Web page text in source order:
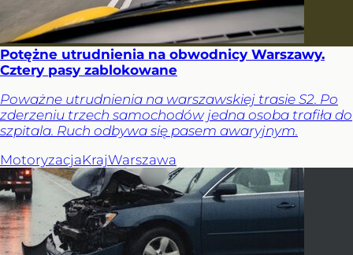
Potężne utrudnienia na obwodnicy Warszawy.
Cztery pasy zablokowane
Poważne utrudnienia na warszawskiej trasie S2. Po
zderzeniu trzech samochodów jedna osoba trafiła do
szpitala. Ruch odbywa się pasem awaryjnym.
MotoryzacjaKrajWarszawa